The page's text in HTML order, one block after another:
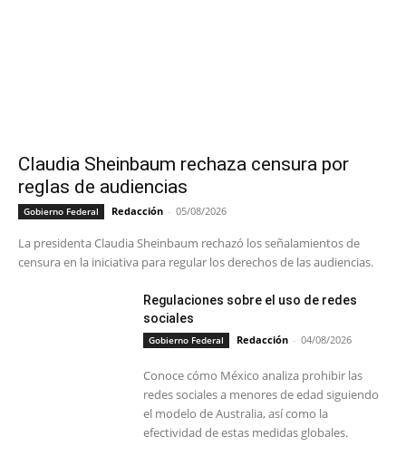
Claudia Sheinbaum rechaza censura por
reglas de audiencias
Gobierno Federal Redacción - 05/08/2026
La presidenta Claudia Sheinbaum rechazó los señalamientos de
censura en la iniciativa para regular los derechos de las audiencias.
Regulaciones sobre el uso de redes
sociales
Gobierno Federal Redacción - 04/08/2026
Conoce cómo México analiza prohibir las
redes sociales a menores de edad siguiendo
el modelo de Australia, así como la
efectividad de estas medidas globales.